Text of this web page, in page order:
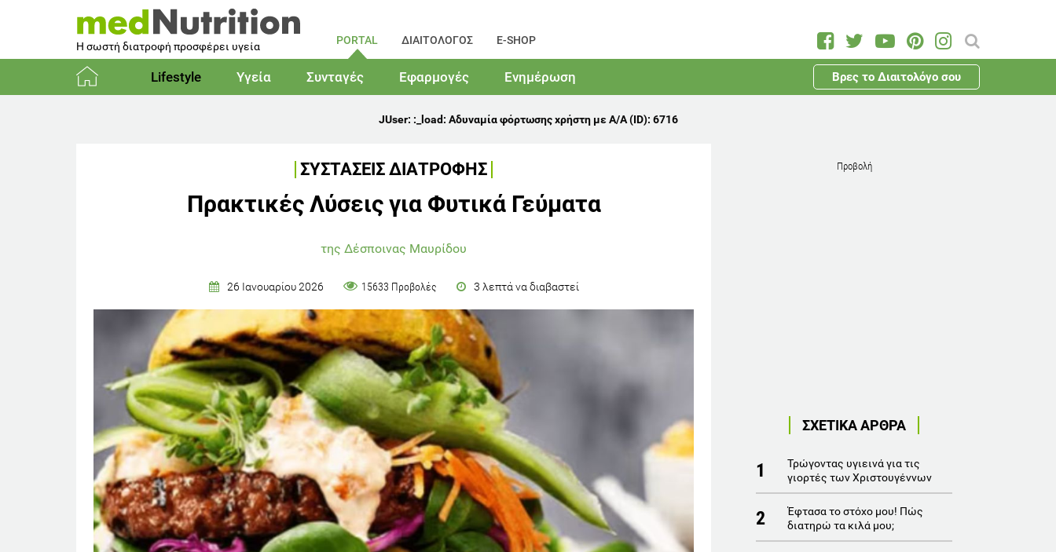
Η σωστή διατροφή προσφέρει υγεία PORTAL ΔΙΑΙΤΟΛΟΓΟΣ E-SHOP
Lifestyle Υγεία Συνταγές Εφαρμογές Ενημέρωση Βρες το Διαιτολόγο σου
JUser: :_load: Αδυναμία φόρτωσης χρήστη με Α/Α (ID): 6716
ΣΥΣΤΑΣΕΙΣ ΔΙΑΤΡΟΦΗΣ
Πρακτικές Λύσεις για Φυτικά Γεύματα
της Δέσποινας Μαυρίδου
26 Ιανουαρίου 2026 15633 Προβολές 3 λεπτά να διαβαστεί
Προβολή
ΣΧΕΤΙΚΑ ΑΡΘΡΑ
1
Τρώγοντας υγιεινά για τις
γιορτές των Χριστουγέννων
2
Έφτασα το στόχο μου! Πώς
διατηρώ τα κιλά μου;